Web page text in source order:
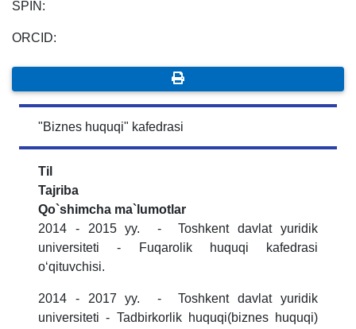
SPIN:
ORCID:
"Biznes huquqi" kafedrasi
Til
Tajriba
Qo`shimcha ma`lumotlar
2014 - 2015 yy. - Toshkent davlat yuridik
universiteti - Fuqarolik huquqi kafedrasi
oʻqituvchisi.
2014 - 2017 yy. - Toshkent davlat yuridik
universiteti - Tadbirkorlik huquqi(biznes huquqi)